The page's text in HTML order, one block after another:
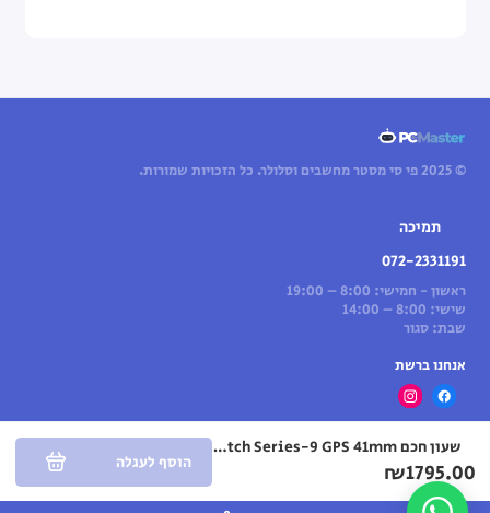
שעון חכם Apple Watch Series-9 GPS 41mm עם רצועה Light Pink Sport Band בגודל M/L
₪1795.00 הוסף לעגלה
© 2025 פי סי מסטר מחשבים וסלולר. כל הזכויות שמורות.
תמיכה
072-2331191
ראשון - חמישי: 8:00 – 19:00
שישי: 8:00 – 14:00
שבת: סגור
אנחנו ברשת